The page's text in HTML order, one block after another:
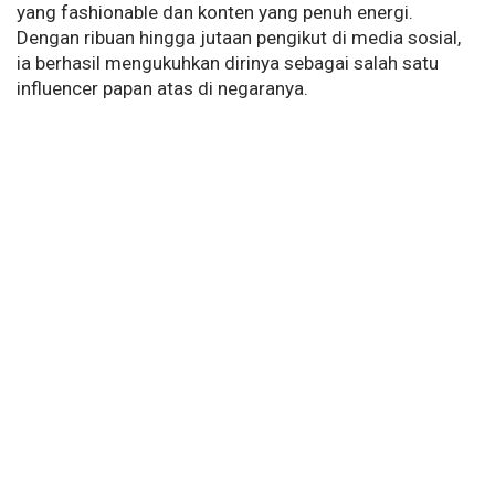
yang fashionable dan konten yang penuh energi.
Dengan ribuan hingga jutaan pengikut di media sosial,
ia berhasil mengukuhkan dirinya sebagai salah satu
influencer papan atas di negaranya.